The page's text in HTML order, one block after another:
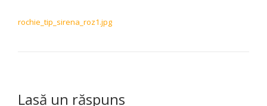
rochie_tip_sirena_roz1.jpg
Lasă un răspuns